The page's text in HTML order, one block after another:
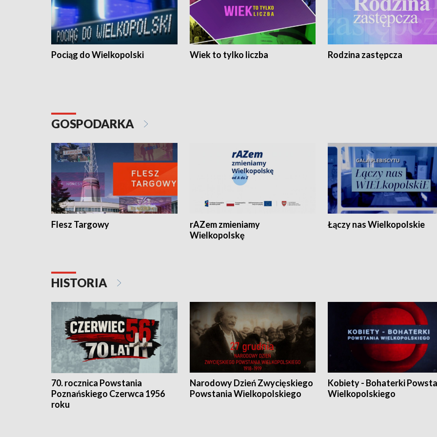
Pociąg do Wielkopolski Wiek to tylko liczba Rodzina zastępcza
GOSPODARKA
Flesz Targowy
rAZem zmieniamy
Wielkopolskę
Łączy nas Wielkopolskie
HISTORIA
70. rocznica Powstania
Poznańskiego Czerwca 1956
roku
Narodowy Dzień Zwycięskiego
Powstania Wielkopolskiego
Kobiety - Bohaterki
Wielkopolskiego